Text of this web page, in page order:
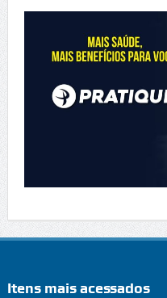
Itens mais acessados